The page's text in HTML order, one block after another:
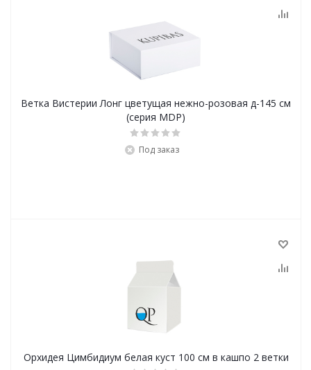
Ветка Вистерии Лонг цветущая нежно-розовая д-145 см
(серия MDP)
Под заказ
Орхидея Цимбидиум белая куст 100 см в кашпо 2 ветки